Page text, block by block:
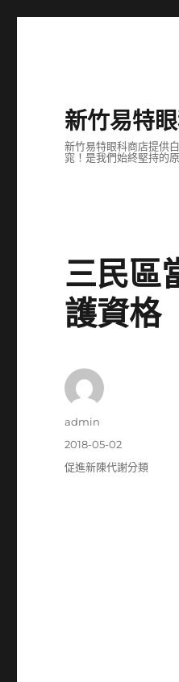
新竹易特
新竹易特眼科商店提供
窕！是我們始終堅持的
三民區
護資格
作
admin
發
佈
2018-05-02
分
促進新陳代謝分類